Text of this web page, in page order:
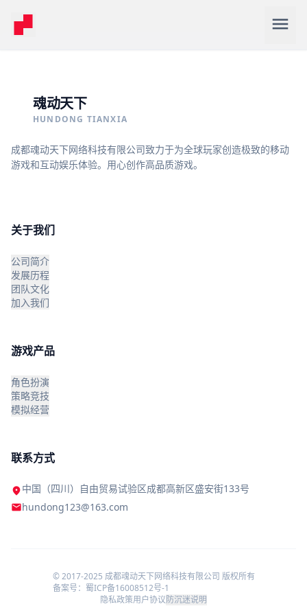
menu
魂动天下
HUNDONG TIANXIA
成都魂动天下网络科技有限公司致力于为全球玩家创造极致的移动
游戏和互动娱乐体验。用心创作高品质游戏。
关于我们
公司简介
发展历程
团队文化
加入我们
游戏产品
角色扮演
策略竞技
模拟经营
联系方式
location_on中国（四川）自由贸易试验区成都高新区盛安街133号
emailhundong123@163.com
© 2017-2025 成都魂动天下网络科技有限公司 版权所有
备案号：蜀ICP备16008512号-1
隐私政策用户协议防沉迷说明